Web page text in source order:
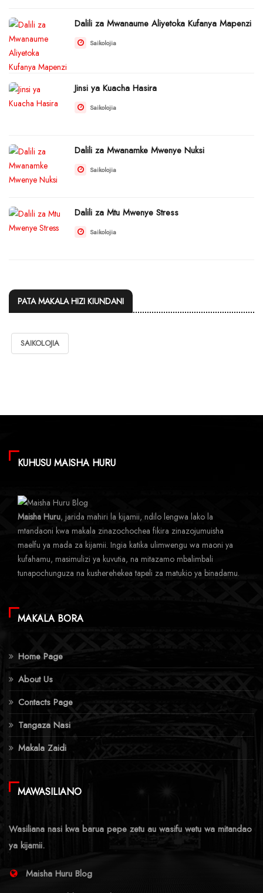
Dalili za Mwanaume Aliyetoka Kufanya Mapenzi
Saikolojia
Jinsi ya Kuacha Hasira
Saikolojia
Dalili za Mwanamke Mwenye Nuksi
Saikolojia
Dalili za Mtu Mwenye Stress
Saikolojia
PATA MAKALA HIZI KIUNDANI
SAIKOLOJIA
KUHUSU MAISHA HURU
Maisha Huru, jarida mahiri la kijamii, ndilo lengwa lako la
mtandaoni kwa makala zinazochochea fikira zinazojumuisha
maelfu ya mada za kijamii. Ingia katika ulimwengu wa maoni ya
kufahamu, masimulizi ya kuvutia, na mitazamo mbalimbali
tunapochunguza na kusherehekea tapeli za matukio ya binadamu.
MAKALA BORA
Home Page
About Us
Contacts Page
Tangaza Nasi
Makala Zaidi
MAWASILIANO
Wasiliana nasi kwa barua pepe zetu au wasifu wetu wa mitandao
ya kijamii.
Maisha Huru Blog